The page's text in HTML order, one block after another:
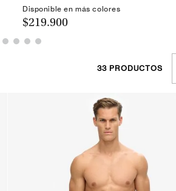
Disponible en más colores
$219.900
33 PRODUCTOS